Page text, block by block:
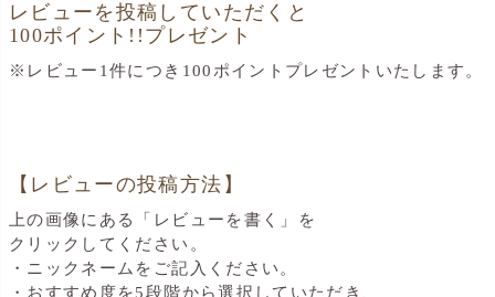
レビューを投稿していただくと
100ポイント!!プレゼント
※レビュー1件につき100ポイントプレゼントいたします。
【レビューの投稿方法】
上の画像にある「レビューを書く」を
クリックしてください。
・ニックネームをご記入ください。
・おすすめ度を5段階から選択していただき、